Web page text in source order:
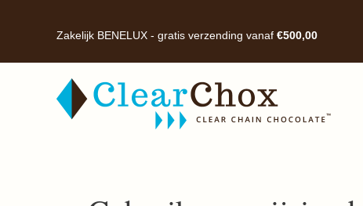
inhoud
Zakelijk BENELUX - gratis verzending vanaf €500,00